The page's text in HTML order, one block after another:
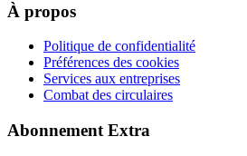
À propos
Politique de confidentialité
Préférences des cookies
Services aux entreprises
Combat des circulaires
Abonnement Extra